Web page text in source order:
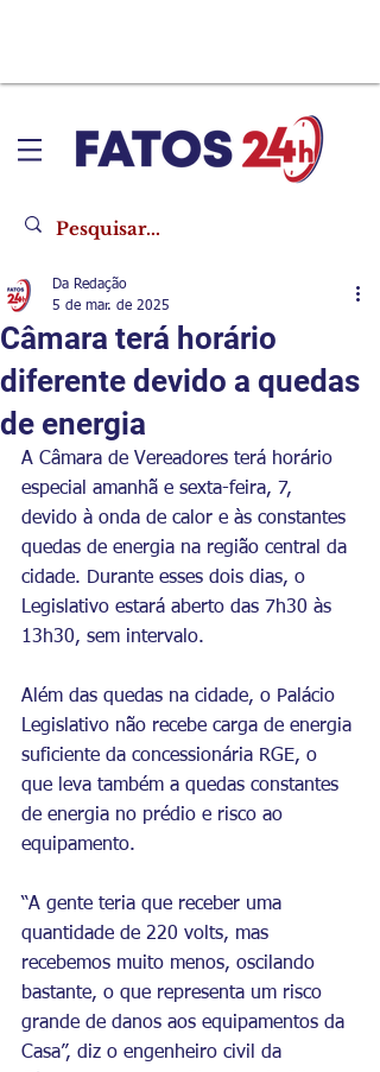
Câmara terá horário
diferente devido a quedas
de energia
Da Redação
5 de mar. de 2025
A Câmara de Vereadores terá horário
especial amanhã e sexta-feira, 7,
devido à onda de calor e às constantes
quedas de energia na região central da
cidade. Durante esses dois dias, o
Legislativo estará aberto das 7h30 às
13h30, sem intervalo.
Além das quedas na cidade, o Palácio
Legislativo não recebe carga de energia
suficiente da concessionária RGE, o
que leva também a quedas constantes
de energia no prédio e risco ao
equipamento.
“A gente teria que receber uma
quantidade de 220 volts, mas
recebemos muito menos, oscilando
bastante, o que representa um risco
grande de danos aos equipamentos da
Casa”, diz o engenheiro civil da